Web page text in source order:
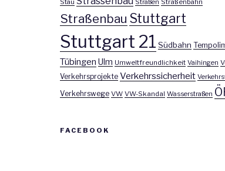
Stau
Straßen Straßenbahn
Straßenbau Stuttgart
Stuttgart 21 Südbahn
Tübingen Ulm Umweltfreundlichkeit Vaihingen
Verkehrsprojekte Verkehrssicherheit
Verkehrswege VW VW-Skandal Wasserstraßen
FACEBOOK